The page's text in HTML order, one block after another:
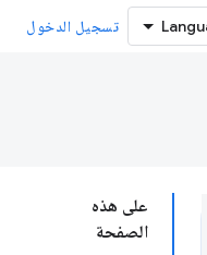
تسجيل الدخول
على هذه
الصفحة